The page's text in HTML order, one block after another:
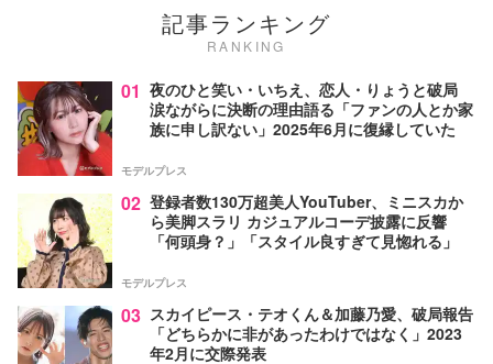
記事ランキング
RANKING
01 夜のひと笑い・いちえ、恋人・りょうと破局
涙ながらに決断の理由語る「ファンの人とか家
族に申し訳ない」2025年6月に復縁していた
モデルプレス
02 登録者数130万超美人YouTuber、ミニスカか
ら美脚スラリ カジュアルコーデ披露に反響
「何頭身？」「スタイル良すぎて見惚れる」
モデルプレス
03 スカイピース・テオくん＆加藤乃愛、破局報告
「どちらかに非があったわけではなく」2023
年2月に交際発表